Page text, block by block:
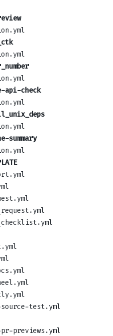
check
summary
test.yml
previews.yml